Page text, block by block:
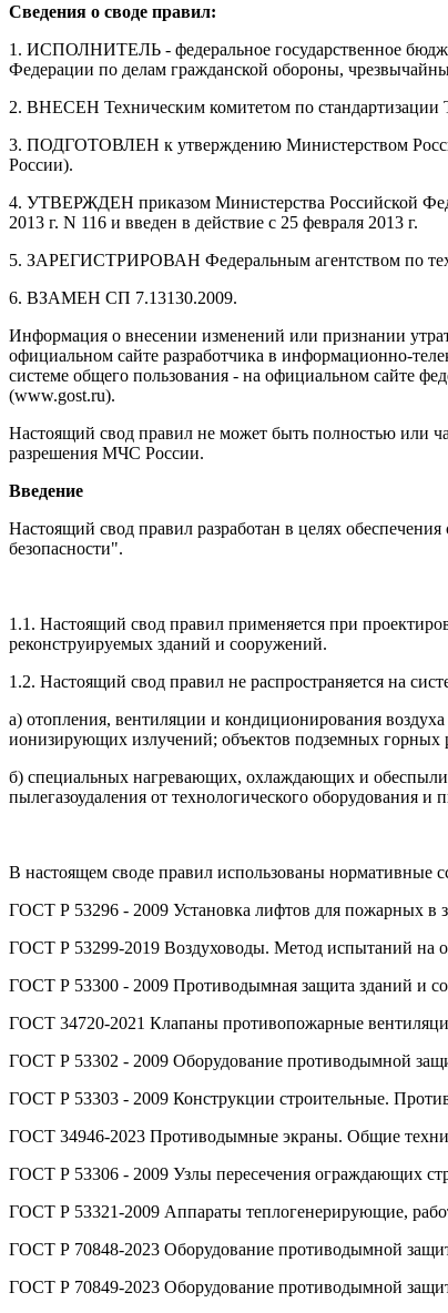
Сведения о своде правил:
1. ИСПОЛНИТЕЛЬ - федеральное государственное
Федерации по делам гражданской обороны,
2. ВНЕСЕН Техническим комитетом по стандартизации
3. ПОДГОТОВЛЕН к утверждению Министерством
России).
4. УТВЕРЖДЕН приказом Министерства Российской
2013 г. N 116 и введен в действие с 25 февраля 2013 г.
5. ЗАРЕГИСТРИРОВАН Федеральным агентством по
6. ВЗАМЕН СП 7.13130.2009.
Информация о внесении изменений или признании
официальном сайте разработчика в информационно-
системе общего пользования - на официальном сайте
(www.gost.ru).
Настоящий свод правил не может быть полностью или
разрешения МЧС России.
Введение
Настоящий свод правил разработан в целях
безопасности".
1.1. Настоящий свод правил применяется при
реконструируемых зданий и сооружений.
1.2. Настоящий свод правил не распространяется на
а) отопления, вентиляции и кондиционирования
ионизирующих излучений; объектов подземных горных
б) специальных нагревающих, охлаждающих и
пылегазоудаления от технологического оборудования и
В настоящем своде правил использованы нормативные
ГОСТ Р 53296 - 2009 Установка лифтов для пожарных в
ГОСТ Р 53299-2019 Воздуховоды. Метод испытаний на
ГОСТ Р 53300 - 2009 Противодымная защита зданий и
ГОСТ 34720-2021 Клапаны противопожарные
ГОСТ Р 53302 - 2009 Оборудование противодымной
ГОСТ Р 53303 - 2009 Конструкции строительные.
ГОСТ 34946-2023 Противодымные экраны. Общие
ГОСТ Р 53306 - 2009 Узлы пересечения ограждающих
ГОСТ Р 53321-2009 Аппараты теплогенерирующие,
ГОСТ Р 70848-2023 Оборудование противодымной
ГОСТ Р 70849-2023 Оборудование противодымной